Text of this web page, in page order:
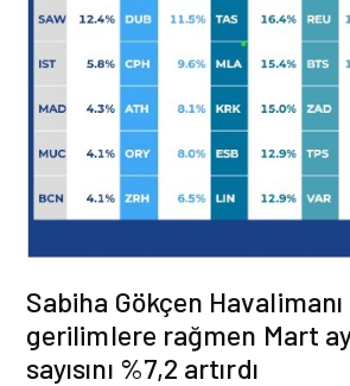
Sabiha Gökçen
gerilimlere rağmen Mart
sayısını %7,2 artırdı